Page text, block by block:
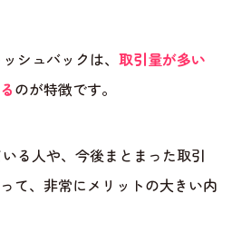
シュバックは、 取引量が多い
のが特徴です。
る人や、今後まとまった取引
て、非常にメリットの大きい内